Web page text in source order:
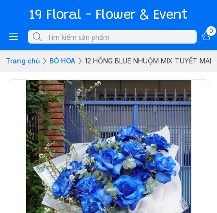
19 Floral - Flower & Event
0
Trang chủ BÓ HOA 12 HỒNG BLUE NHUỘM MIX TUYẾT MAI